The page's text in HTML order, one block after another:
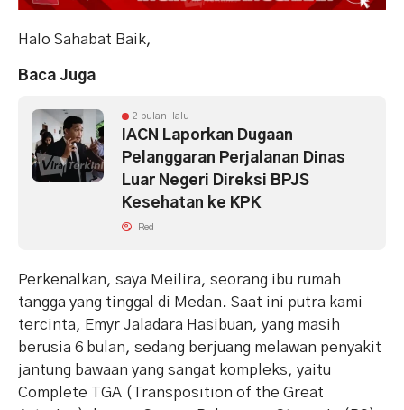
Halo Sahabat Baik,
Baca Juga
2 bulan lalu
IACN Laporkan Dugaan
Pelanggaran Perjalanan Dinas
Luar Negeri Direksi BPJS
Kesehatan ke KPK
Red
Perkenalkan, saya Meilira, seorang ibu rumah
tangga yang tinggal di Medan. Saat ini putra kami
tercinta, Emyr Jaladara Hasibuan, yang masih
berusia 6 bulan, sedang berjuang melawan penyakit
jantung bawaan yang sangat kompleks, yaitu
Complete TGA (Transposition of the Great